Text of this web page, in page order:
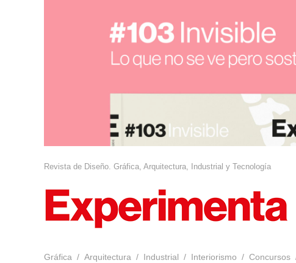
Revista de Diseño. Gráfica, Arquitectura, Industrial y Tecnología
Gráfica Arquitectura Industrial Interiorismo Concursos